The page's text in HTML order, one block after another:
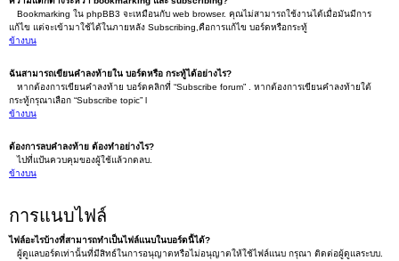
Bookmarking ใน phpBB3 จะเหมือนกับ web browser. คุณไม่สามารถใช้งานได้เมื่อมันมีการ
แก้ไข แต่จะเข้ามาใช้ได้ในภายหลัง Subscribing,คือการแก้ไข บอร์ดหรือกระทู้
ข้างบน
ฉันสามารถเขียนคำลงท้ายใน บอร์ดหรือ กระทู้ได้อย่างไร?
หากต้องการเขียนคำลงท้าย บอร์ดคลิกที่ “Subscribe forum” . หากต้องการเขียนคำลงท้ายใต้
กระทู้กรุณาเลือก “Subscribe topic” l
ข้างบน
ต้องการลบคำลงท้าย ต้องทำอย่างไร?
ไปที่แป้นควบคุมของผู้ใช้แล้วกดลบ.
ข้างบน
การแนบไฟล์
ไฟล์อะไรบ้างที่สามารถทำเป็นไฟล์แนบในบอร์ดนี้ได้?
ผู้ดูแลบอร์ดเท่านั้นที่มีสิทธ์ในการอนุญาตหรือไม่อนุญาตให้ใช้ไฟล์แนบ กรุณา ติดต่อผู้ดูแลระบบ.